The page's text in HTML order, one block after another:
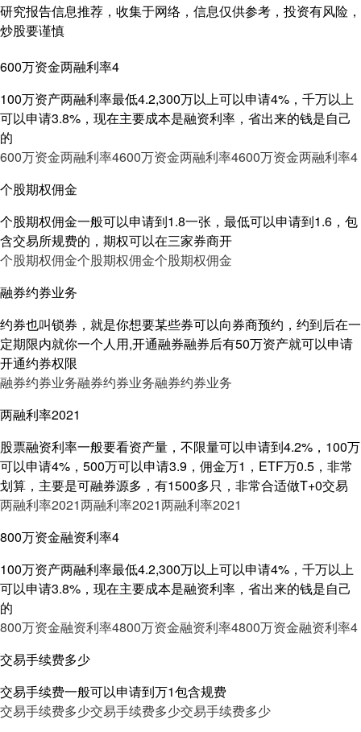
研究报告信息推荐，收集于网络，信息仅供参考，投资有风险，
炒股要谨慎
600万资金两融利率4
100万资产两融利率最低4.2,300万以上可以申请4%，千万以上
可以申请3.8%，现在主要成本是融资利率，省出来的钱是自己
的
600万资金两融利率4600万资金两融利率4600万资金两融利率4
个股期权佣金
个股期权佣金一般可以申请到1.8一张，最低可以申请到1.6，包
含交易所规费的，期权可以在三家券商开
个股期权佣金个股期权佣金个股期权佣金
融券约券业务
约券也叫锁券，就是你想要某些券可以向券商预约，约到后在一
定期限内就你一个人用,开通融券融券后有50万资产就可以申请
开通约券权限
融券约券业务融券约券业务融券约券业务
两融利率2021
股票融资利率一般要看资产量，不限量可以申请到4.2%，100万
可以申请4%，500万可以申请3.9，佣金万1，ETF万0.5，非常
划算，主要是可融券源多，有1500多只，非常合适做T+0交易
两融利率2021两融利率2021两融利率2021
800万资金融资利率4
100万资产两融利率最低4.2,300万以上可以申请4%，千万以上
可以申请3.8%，现在主要成本是融资利率，省出来的钱是自己
的
800万资金融资利率4800万资金融资利率4800万资金融资利率4
交易手续费多少
交易手续费一般可以申请到万1包含规费
交易手续费多少交易手续费多少交易手续费多少